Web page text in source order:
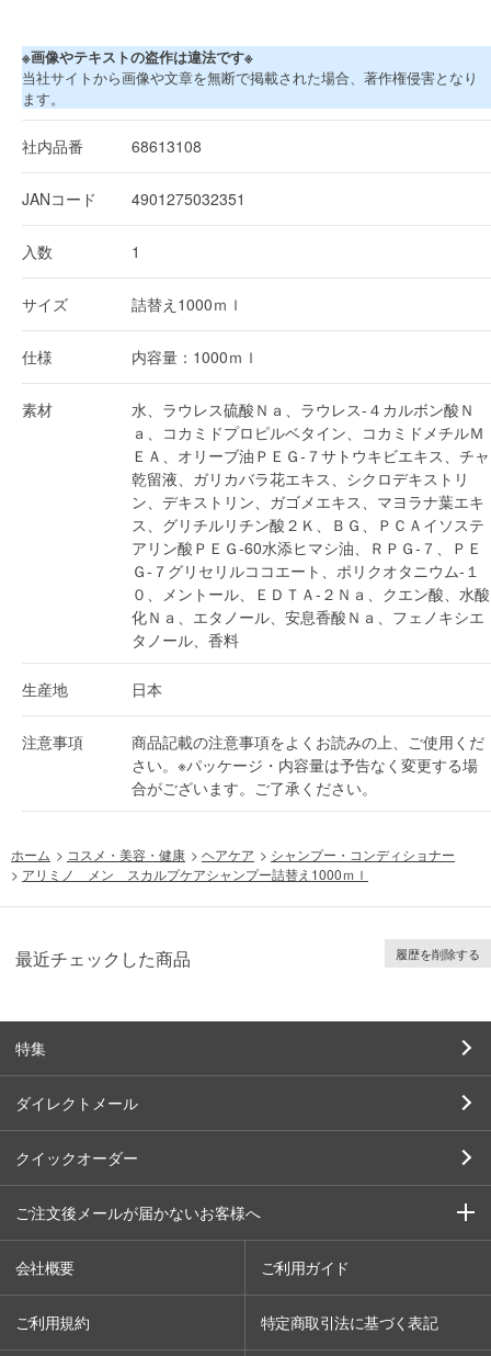
※画像やテキストの盗作は違法です※
当社サイトから画像や文章を無断で掲載された場合、著作権侵害となり
ます。
社内品番 68613108
JANコード 4901275032351
入数 1
サイズ 詰替え1000ｍｌ
仕様 内容量：1000ｍｌ
素材
水、ラウレス硫酸Ｎａ、ラウレス-４カルボン酸Ｎ
ａ、コカミドプロピルベタイン、コカミドメチルＭ
ＥＡ、オリーブ油ＰＥＧ-７サトウキビエキス、チャ
乾留液、ガリカバラ花エキス、シクロデキストリ
ン、デキストリン、ガゴメエキス、マヨラナ葉エキ
ス、グリチルリチン酸２Ｋ、ＢＧ、ＰＣＡイソステ
アリン酸ＰＥＧ-60水添ヒマシ油、ＲＰＧ-７、ＰＥ
Ｇ-７グリセリルココエート、ポリクオタニウム-１
０、メントール、ＥＤＴＡ-２Ｎａ、クエン酸、水酸
化Ｎａ、エタノール、安息香酸Ｎａ、フェノキシエ
タノール、香料
生産地 日本
注意事項
商品記載の注意事項をよくお読みの上、ご使用くだ
さい。※パッケージ・内容量は予告なく変更する場
合がございます。ご了承ください。
ホーム > コスメ・美容・健康 > ヘアケア > シャンプー・コンディショナー
> アリミノ メン スカルプケアシャンプー詰替え1000ｍｌ
最近チェックした商品 履歴を削除する
特集
ダイレクトメール
クイックオーダー
ご注文後メールが届かないお客様へ
会社概要 ご利用ガイド
ご利用規約 特定商取引法に基づく表記